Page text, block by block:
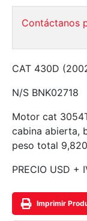
Contáctanos
CAT 430D
N/S BNK02718
Motor cat
cabina abierta,
peso total
PRECIO USD +
Imprimir